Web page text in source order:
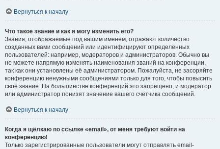
Вернуться к началу
Что такое звание и как я могу изменить его?
Звания, отображаемые под вашим именем, отражают количество
созданных вами сообщений или идентифицируют определённых
пользователей: например, модераторов и администраторов. Обычно вы
не можете напрямую изменять наименования званий на конференции,
так как они установлены её администратором. Пожалуйста, не засоряйте
конференцию ненужными сообщениями только для того, чтобы повысить
своё звание. На большинстве конференций это запрещено, и модератор
или администратор понизят значение вашего счётчика сообщений.
Вернуться к началу
Когда я щёлкаю по ссылке «email», от меня требуют войти на
конференцию!
Только зарегистрированные пользователи могут отправлять email-